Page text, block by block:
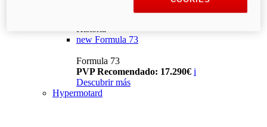
Historia
new Formula 73
Formula 73
PVP Recomendado: 17.290€ i
Descubrir más
Hypermotard